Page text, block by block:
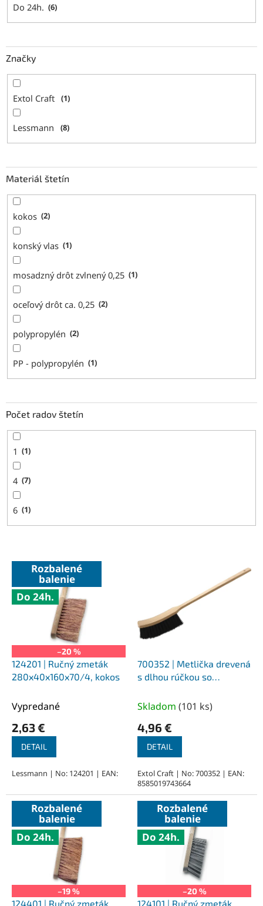
Do 24h. 6
Značky
Extol Craft 1
Lessmann 8
Materiál štetín
kokos 2
konský vlas 1
mosadzný drôt zvlnený 0,25 1
oceľový drôt ca. 0,25 2
polypropylén 2
PP - polypropylén 1
Počet radov štetín
1 1
4 7
6 1
V
p
Rozbalené
balenie
Do 24h.
–20 %
124201 | Ručný zmeták
280x40x160x70/4, kokos
Vypredané
2,63 €
DETAIL
Lessmann | No: 124201 | EAN:
700352 | Metlička drevená
s dlhou rúčkou so
Skladom (101 ks)
4,96 €
DETAIL
Extol Craft | No: 700352 | EAN:
8585019743664
Rozbalené
balenie
Do 24h.
–19 %
124401 | Ručný zmeták
Rozbalené
balenie
Do 24h.
–20 %
124101 | Ručný zmeták